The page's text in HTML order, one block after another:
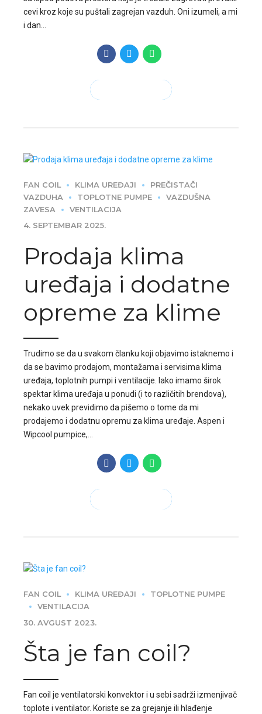
cevi kroz koje su puštali zagrejan vazduh. Oni izumeli, a mi
i dan...
FAN COIL KLIMA UREĐAJI
PREČISTAČI
VAZDUHA
TOPLOTNE PUMPE
VAZDUŠNA
ZAVESA
VENTILACIJA
4. SEPTEMBAR 2025.
Prodaja klima
uređaja i dodatne
opreme za klime
Trudimo se da u svakom članku koji objavimo istaknemo i
da se bavimo prodajom, montažama i servisima klima
uređaja, toplotnih pumpi i ventilacije. Iako imamo širok
spektar klima uređaja u ponudi (i to različitih brendova),
nekako uvek previdimo da pišemo o tome da mi
prodajemo i dodatnu opremu za klima uređaje. Aspen i
Wipcool pumpice,...
FAN COIL KLIMA UREĐAJI
TOPLOTNE PUMPE
VENTILACIJA
30. AVGUST 2023.
Šta je fan coil?
Fan coil je ventilatorski konvektor i u sebi sadrži izmenjivač
toplote i ventilator. Koriste se za grejanje ili hlađenje